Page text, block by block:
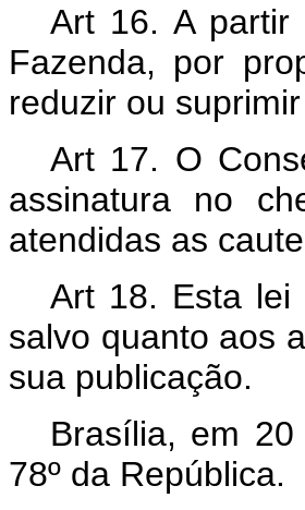
Art 16. A
Fazenda, por
reduzir ou
Art 17. O
assinatura no
atendidas as
Art 18. Esta lei
salvo quanto aos
sua publicação.
Brasília, em
78º da República.